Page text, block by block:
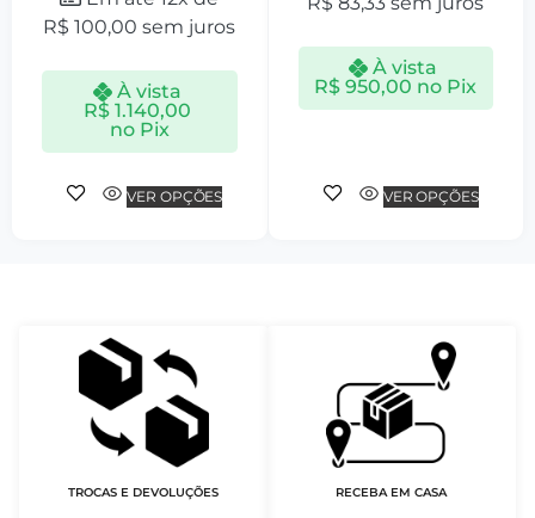
R$ 100,00 sem juros
À vista
R$1.140,00
no Pix
VER OPÇÕES
À vista
R$ 950,00 no Pix
VER OPÇÕES
TROCAS E DEVOLUÇÕES RECEBA EM CASA